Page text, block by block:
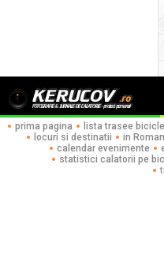
prima pagina lista trasee
locuri si destinatii
in
calendar evenimente
statistici calatorii pe